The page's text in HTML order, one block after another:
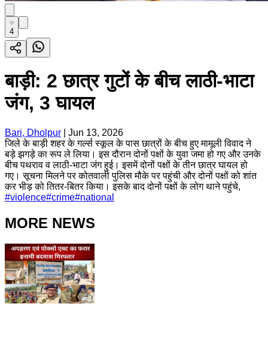
4
बाड़ी: 2 छात्र गुटों के बीच लाठी-भाटा
जंग, 3 घायल
Bari, Dholpur
Jun 13, 2026
जिले के बाड़ी शहर के गर्ल्स स्कूल के पास छात्रों के बीच हुए मामूली विवाद ने
बड़े झगड़े का रूप ले लिया। इस दौरान दोनों पक्षों के युवा जमा हो गए और उनके
बीच पथराव व लाठी-भाटा जंग हुई। इसमें दोनों पक्षों के तीन छात्र घायल हो
गए। सूचना मिलने पर कोतवाली पुलिस मौके पर पहुंची और दोनों पक्षों को शांत
कर भीड़ को तितर-बितर किया। इसके बाद दोनों पक्षों के लोग थाने पहुंचे,
#violence#crime#national
MORE NEWS